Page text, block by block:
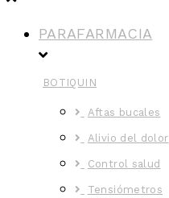
PARAFARMACIA
BOTIQUIN
Aftas bucales
Alivio del dolor
Control salud
Tensiómetros